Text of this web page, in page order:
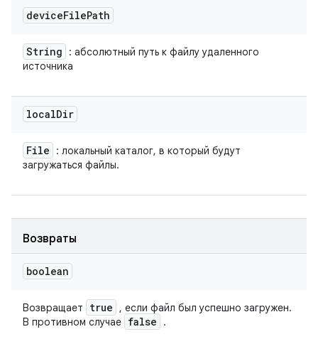
deviceFilePath
String
: абсолютный путь к файлу удаленного
источника
localDir
File
: локальный каталог, в который будут
загружаться файлы.
Возвраты
boolean
Возвращает true
, если файл был успешно загружен.
В противном случае false .